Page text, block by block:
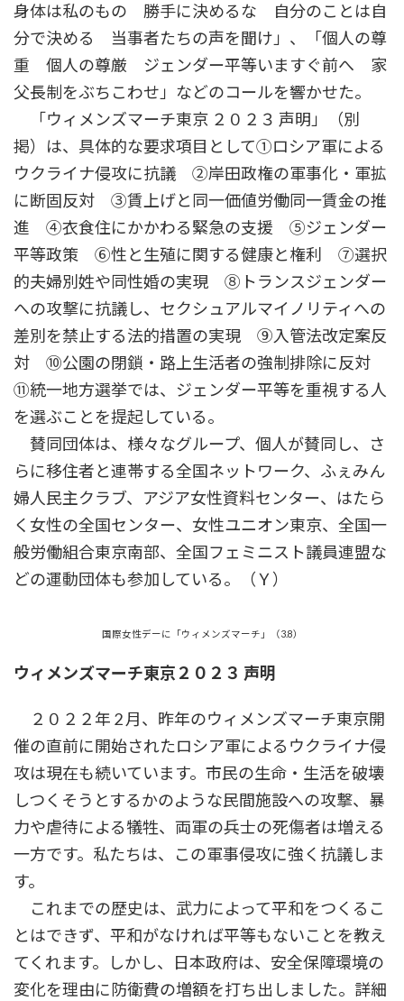
身体は私のもの 勝手に決めるな 自分のことは自
分で決める 当事者たちの声を聞け」、「個人の尊
重 個人の尊厳 ジェンダー平等いますぐ前へ 家
父長制をぶちこわせ」などのコールを響かせた。
「ウィメンズマーチ東京 ２０２３ 声明」（別
掲）は、具体的な要求項目として①ロシア軍による
ウクライナ侵攻に抗議 ②岸田政権の軍事化・軍拡
に断固反対 ③賃上げと同一価値労働同一賃金の推
進 ④衣食住にかかわる緊急の支援 ⑤ジェンダー
平等政策 ⑥性と生殖に関する健康と権利 ⑦選択
的夫婦別姓や同性婚の実現 ⑧トランスジェンダー
への攻撃に抗議し、セクシュアルマイノリティへの
差別を禁止する法的措置の実現 ⑨入管法改定案反
対 ⑩公園の閉鎖・路上生活者の強制排除に反対
⑪統一地方選挙では、ジェンダー平等を重視する人
を選ぶことを提起している。
賛同団体は、様々なグループ、個人が賛同し、さ
らに移住者と連帯する全国ネットワーク、ふぇみん
婦人民主クラブ、アジア女性資料センター、はたら
く女性の全国センター、女性ユニオン東京、全国一
般労働組合東京南部、全国フェミニスト議員連盟な
どの運動団体も参加している。（Ｙ）
国際女性デーに「ウィメンズマーチ」（3.8）
ウィメンズマーチ東京２０２３ 声明
２０２２年 2 月、昨年のウィメンズマーチ東京開
催の直前に開始されたロシア軍によるウクライナ侵
攻は現在も続いています。市民の生命・生活を破壊
しつくそうとするかのような民間施設への攻撃、暴
力や虐待による犠牲、両軍の兵士の死傷者は増える
一方です。私たちは、この軍事侵攻に強く抗議しま
す。
これまでの歴史は、武力によって平和をつくるこ
とはできず、平和がなければ平等もないことを教え
てくれます。しかし、日本政府は、安全保障環境の
変化を理由に防衛費の増額を打ち出しました。詳細